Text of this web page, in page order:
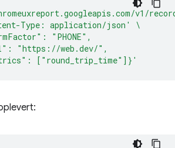
v1/
Type: application/json'
\
"PHONE",
"https://web.dev/",
["round_trip_time"]}'